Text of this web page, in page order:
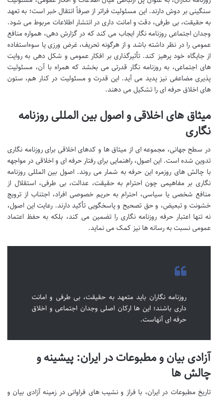
سنگینی بر دوش دارند. این مسئولیت فراتر از صرفاً انتقال خبر است؛ به تعهد
به حقیقت، بی طرفی، دقت و امانت داری در انتشار اطلاعات مربوط می شود.
وجدان اجتماعی روزنامه نگار ایجاب می کند که در گزارش دهی، همواره منافع
عمومی را در نظر داشته باشد و از هرگونه تحریف، غرض ورزی یا سوءاستفاده
از جایگاه خود پرهیز کند. تأثیرگذاری بر افکار عمومی و شکل دهی به روایت
های اجتماعی، به روزنامه نگار قدرتی می بخشد که همراه با آن، مسئولیت
پذیری مضاعفی نیز پدید می آید. این قدرت و مسئولیت در کنار هم، ستون
های اخلاق حرفه ای را تشکیل می دهند.
میثاق های اخلاقی و اصول بین المللی روزنامه
نگاری
در سطح جهانی، مجموعه ای از میثاق ها و کدهای اخلاقی برای روزنامه نگاری
تدوین شده است. این اصول، راهنمایی برای رفتار حرفه ای و اخلاقی در مواجهه
با چالش های روزمره این حرفه به شمار می روند. اصول بین المللی روزنامه
نگاری بر مفاهیمی چون احترام به حقیقت، عدالت، بی طرفی، استقلال از
منافع شخصی یا سیاسی، احترام به حریم خصوصی افراد، اجتناب از ترویج
خشونت و تبعیض، و حق تصحیح و پاسخگویی تأکید دارند. رعایت این اصول،
نه تنها اعتبار حرفه روزنامه نگاری را تضمین می کند، بلکه به حفظ اعتماد
عمومی نسبت به رسانه ها نیز کمک می نماید.
روزنامه نگاران باید متعهد به حقیقت، بی طرفی و امانت
داری باشند؛ این ها ارکان اصلی وجدان اجتماعی و اخلاق
حرفه ای آنهاست.
آزادی بیان و مطبوعات در ایران: پیشینه و
چالش ها
تاریخ مطبوعات در ایران، با فراز و نشیب های فراوانی در زمینه آزادی بیان و